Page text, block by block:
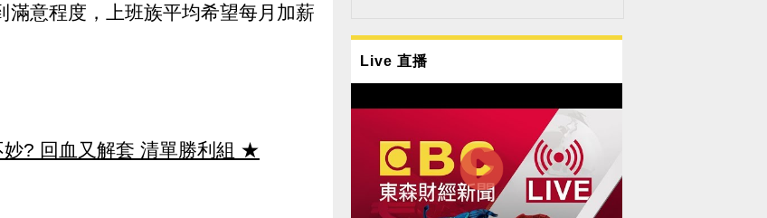
意程度，上班族平均希望每月加薪
? 回血又解套 清單勝利組 ★
Live 直播